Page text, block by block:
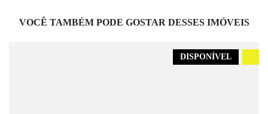
VOCÊ TAMBÉM PODE GOSTAR DESSES IMÓVEIS
DISPONÍVEL